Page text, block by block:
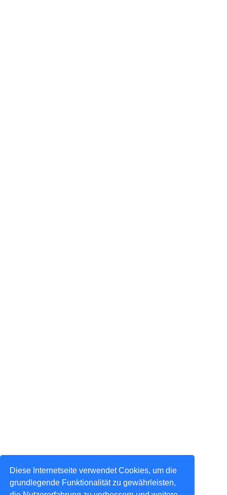
Diese Internetseite verwendet Cookies, um die
grundlegende Funktionalität zu gewährleisten,